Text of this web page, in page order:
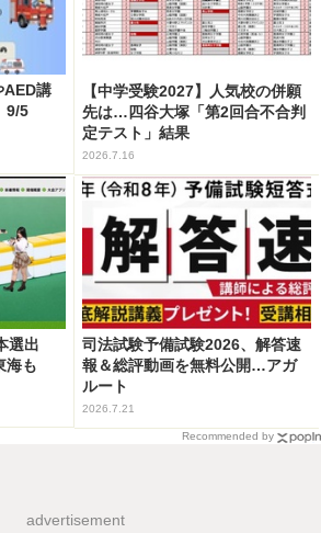
AED講
9/5
【中学受験2027】人気校の併願
先は…四谷大塚「第2回合不合判
定テスト」結果
2026.7.16
選出
海も
司法試験予備試験2026、解答速
報＆総評動画を無料公開…アガ
ルート
2026.7.21
Recommended by
advertisement